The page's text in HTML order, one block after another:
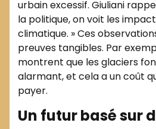
urbain excessif. Giuliani
la politique, on voit les
climatique. » Ces
preuves tangibles. Par
montrent que les glaciers
alarmant, et cela a un coût
payer.
Un futur basé sur